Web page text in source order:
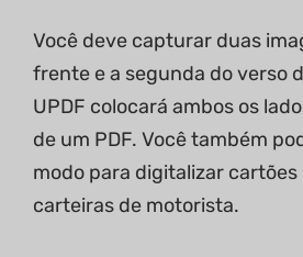
Você deve capturar duas
frente e a segunda do verso
UPDF colocará ambos os
de um PDF. Você também
modo para digitalizar cartões
carteiras de motorista.